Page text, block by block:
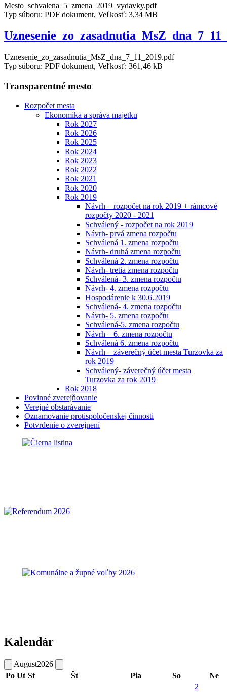
Mesto_schvalena_5_zmena_2019_vydavky.pdf
Typ súboru: PDF dokument, Veľkosť: 3,34 MB
Uznesenie_zo_zasadnutia_MsZ_dna_7_11_2019.pdf
Typ súboru: PDF dokument, Veľkosť: 361,46 kB
Transparentné mesto
Rozpočet mesta
Ekonomika a správa majetku
Rok 2027
Rok 2026
Rok 2025
Rok 2024
Rok 2023
Rok 2022
Rok 2021
Rok 2020
Rok 2019
Návrh – rozpočet na rok 2019 + rámcové
rozpočty 2020 - 2021
Schválený - rozpočet na rok 2019
Návrh- prvá zmena rozpočtu
Schválená 1. zmena rozpočtu
Návrh- druhá zmena rozpočtu
Schválená 2. zmena rozpočtu
Návrh- tretia zmena rozpočtu
Schválená- 3. zmena rozpočtu
Návrh- 4. zmena rozpočtu
Hospodárenie k 30.6.2019
Schválená- 4. zmena rozpočtu
Návrh- 5. zmena rozpočtu
Schválená-5. zmena rozpočtu
Návrh – 6. zmena rozpočtu
Schválená 6. zmena rozpočtu
Návrh – záverečný účet mesta Turzovka za
rok 2019
Schválený- záverečný účet mesta
Turzovka za rok 2019
Rok 2018
Povinné zverejňovanie
Verejné obstarávanie
Oznamovanie protispoločenskej činnosti
Potvrdenie o zverejnení
Kalendár
August2026
Po Ut St Št Pia So
Ne
2